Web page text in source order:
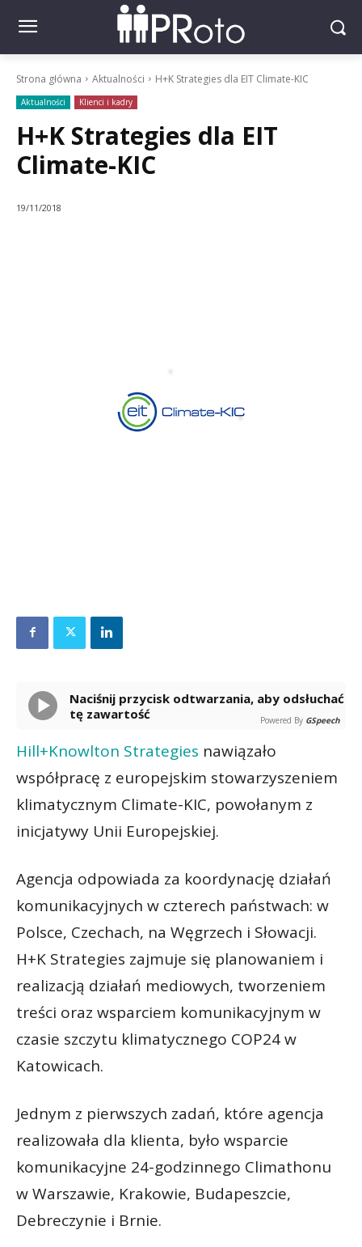
Strona główna Aktualności H+K Strategies dla EIT Climate-KIC
Aktualności Klienci i kadry
H+K Strategies dla EIT
Climate-KIC
19/11/2018
Naciśnij przycisk odtwarzania, aby odsłuchać
tę zawartość
Powered By GSpeech
Hill+Knowlton Strategies nawiązało
współpracę z europejskim stowarzyszeniem
klimatycznym Climate-KIC, powołanym z
inicjatywy Unii Europejskiej.
Agencja odpowiada za koordynację działań
komunikacyjnych w czterech państwach: w
Polsce, Czechach, na Węgrzech i Słowacji.
H+K Strategies zajmuje się planowaniem i
realizacją działań mediowych, tworzeniem
treści oraz wsparciem komunikacyjnym w
czasie szczytu klimatycznego COP24 w
Katowicach.
Jednym z pierwszych zadań, które agencja
realizowała dla klienta, było wsparcie
komunikacyjne 24-godzinnego Climathonu
w Warszawie, Krakowie, Budapeszcie,
Debreczynie i Brnie.